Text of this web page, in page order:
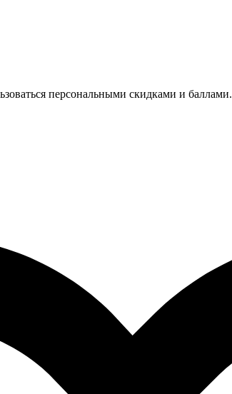
персональными скидками и баллами.